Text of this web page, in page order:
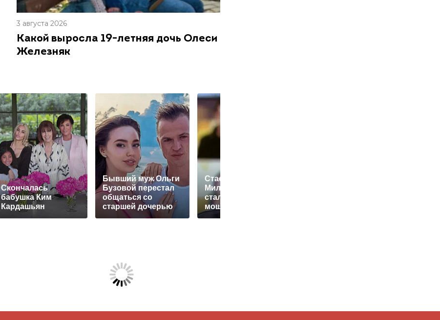
3 августа 2026
Какой выросла 19-летняя дочь Олеси
Железняк
Скончалась
бабушка Ким
Кардашьян
Бывший муж Ольги
Бузовой перестал
общаться со
старшей дочерью
Стася
Милославская
стала жертвой
мошенницы